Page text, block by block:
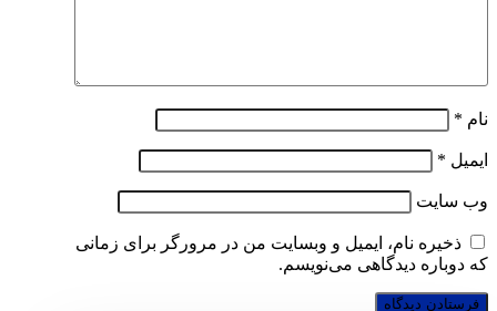
نام *
ایمیل *
وب‌ سایت
ذخیره نام، ایمیل و وبسایت من در مرورگر برای زمانی
که دوباره دیدگاهی می‌نویسم.